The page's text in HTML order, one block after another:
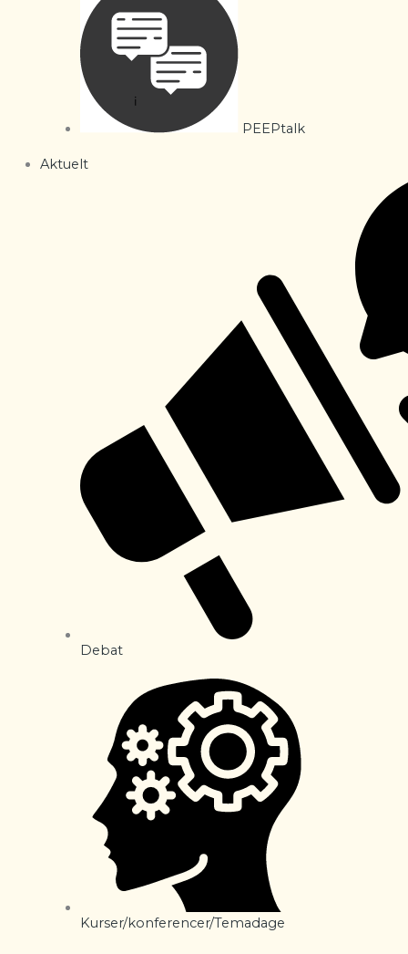
PEEPtalk
Aktuelt
Debat
Kurser/konferencer/Temadage